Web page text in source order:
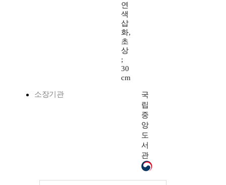
연
색
삽
화,
초
상
;
30
cm
소장기관
국
립
중
앙
도
서
관